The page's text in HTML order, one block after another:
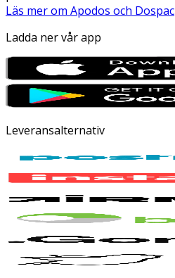
Läs mer om Apodos och Dospac
Ladda ner vår app
Leveransalternativ